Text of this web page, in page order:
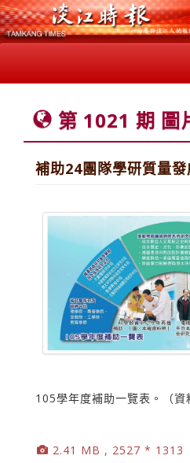
第 1021 期 圖
補助24團隊學研質量
105學年度補助一覽表。（資
2.41 MB , 2527 * 1313